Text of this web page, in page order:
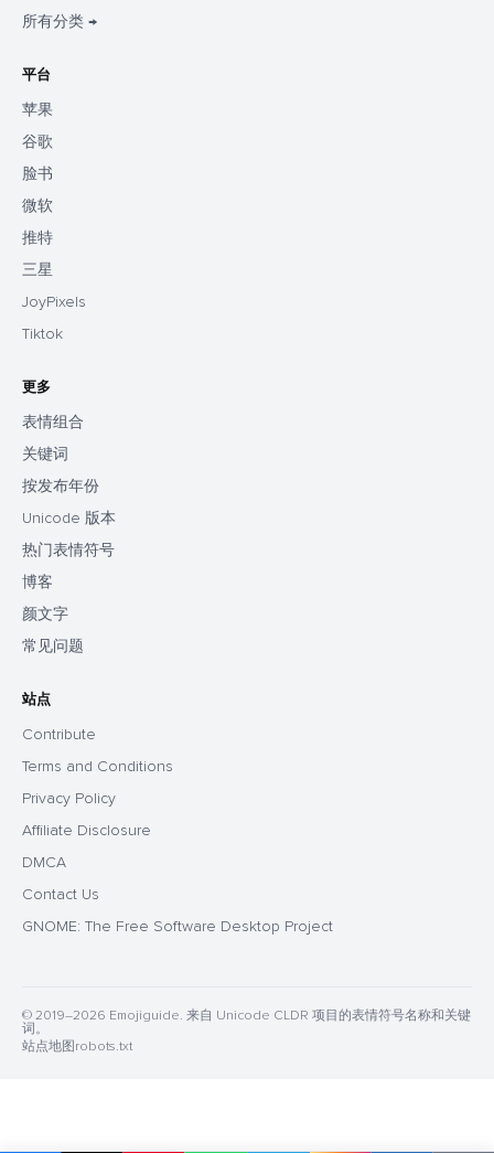
所有分类 →
平台
苹果
谷歌
脸书
微软
推特
三星
JoyPixels
Tiktok
更多
表情组合
关键词
按发布年份
Unicode 版本
热门表情符号
博客
颜文字
常见问题
站点
Contribute
Terms and Conditions
Privacy Policy
Affiliate Disclosure
DMCA
Contact Us
GNOME: The Free Software Desktop Project
© 2019–2026 Emojiguide. 来自 Unicode CLDR 项目的表情符号名称和关键
词。
站点地图 robots.txt